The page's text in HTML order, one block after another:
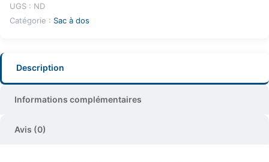
UGS : ND
Catégorie : Sac à dos
Description
Informations complémentaires
Avis (0)